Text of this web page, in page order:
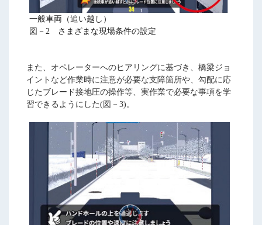
一般車両（追い越し）
図－2 さまざまな現場条件の設定
また、オペレーターへのヒアリングに基づき、橋梁ジョ
イントなど作業時に注意が必要な支障箇所や、勾配に応
じたブレード接地圧の操作等、実作業で必要な事項を学
習できるようにした(図－3)。